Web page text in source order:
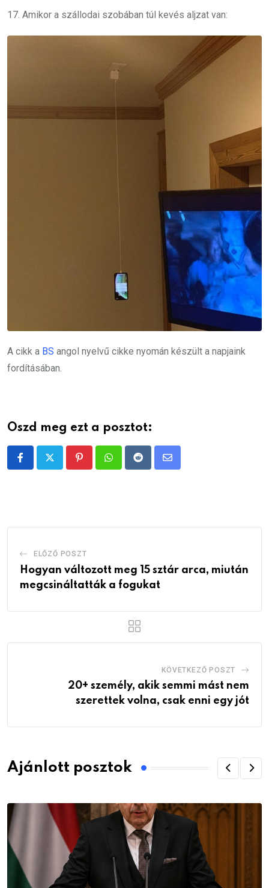
17. Amikor a szállodai szobában túl kevés aljzat van:
A cikk a BS angol nyelvű cikke nyomán készült a napjaink
fordításában.
Oszd meg ezt a posztot:
PinterestWhatsappRedditShare
ELŐZŐ POSZT
Hogyan változott meg 15 sztár arca, miután
megcsináltatták a fogukat
KÖVETKEZŐ POSZT
20+ személy, akik semmi mást nem
szerettek volna, csak enni egy jót
Ajánlott posztok